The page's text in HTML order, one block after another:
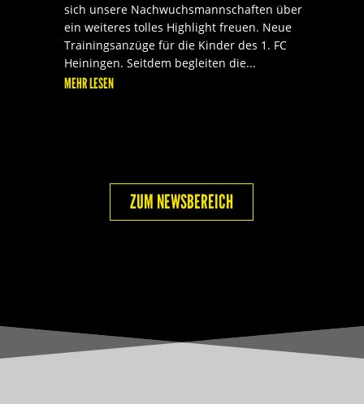
sich unsere Nachwuchsmannschaften über
ein weiteres tolles Highlight freuen. Neue
Trainingsanzüge für die Kinder des 1. FC
Heiningen. Seitdem begleiten die...
MEHR LESEN
ZUM NEWSBEREICH